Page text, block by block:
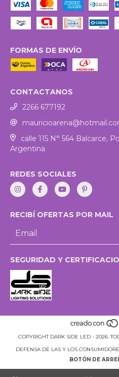
FORMAS DE ENVÍO
CONTACTANOS
2266 677192
calle 115 N° 564 Balcarce,
Argentina
REDES SOCIALES
RECIBÍ OFERTAS POR MAIL
SEGURIDAD Y
COPYRIGHT DARK SIDE LED - 2026.
DEFENSA DE LAS Y LOS
BOTÓN DE